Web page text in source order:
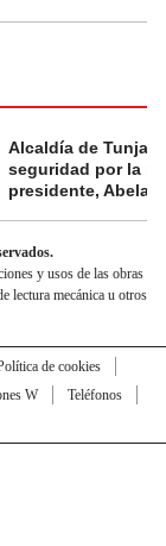
Alcaldía de Tunja
seguridad por la
presidente,
y usos de las obras
lectura mecánica u otros
de cookies
W
Teléfonos